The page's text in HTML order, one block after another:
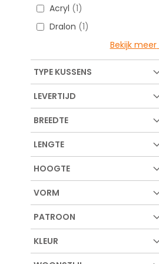
Acryl 1
Dralon 1
Bekijk meer
TYPE KUSSENS
LEVERTIJD
BREEDTE
LENGTE
HOOGTE
VORM
PATROON
KLEUR